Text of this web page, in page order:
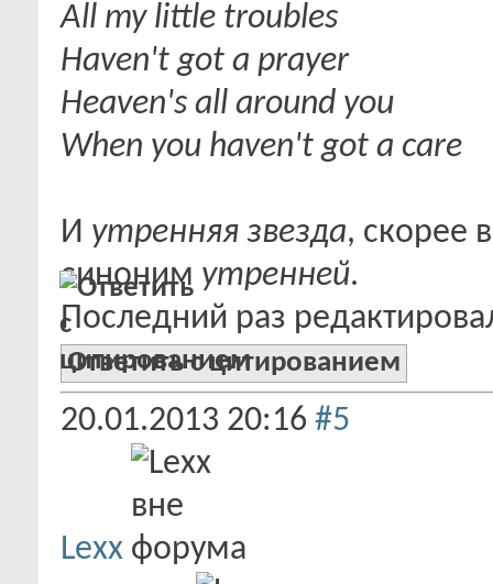
All my little troubles
Haven't got a prayer
Heaven's all around you
When you haven't got a care
И утренняя звезда, скорее
синоним утренней.
Последний раз
Ответить с цитированием
20.01.2013 20:16 #5
Lexx